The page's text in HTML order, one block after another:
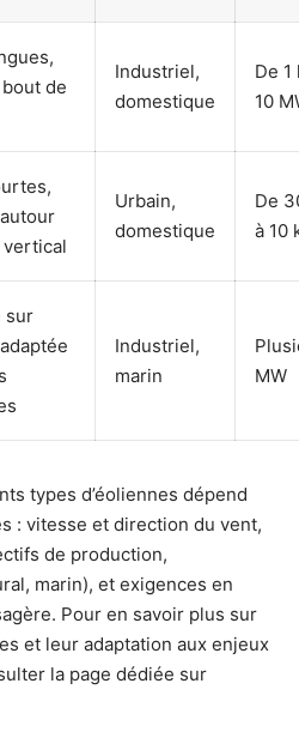
de
Industriel,
domestique
De 1
10
vertical
Urbain,
domestique
De
à 10
sur
Industriel,
marin
MW
types d’éoliennes dépend
: vitesse et direction du vent,
de production,
marin), et exigences en
Pour en savoir plus sur
et leur adaptation aux enjeux
la page dédiée sur